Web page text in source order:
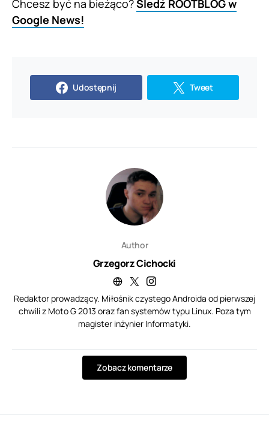
Chcesz być na bieżąco?Śledź ROOTBLOG w
Google News!
Udostępnij Tweet
Author
Grzegorz Cichocki
Redaktor prowadzący. Miłośnik czystego Androida od pierwszej
chwili z Moto G 2013 oraz fan systemów typu Linux. Poza tym
magister inżynier Informatyki.
Zobacz komentarze